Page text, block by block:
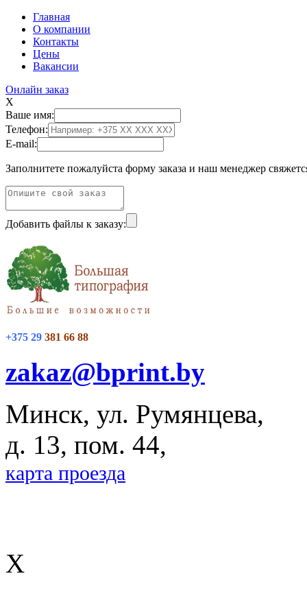
Главная
О компании
Контакты
Цены
Вакансии
Онлайн заказ
X
Ваше имя:
Телефон:
E-mail:
Заполнитете пожалуйста форму заказа и наш менеджер
Добавить файлы к заказу:
+375 29 381 66 88
zakaz@bprint.by
Минск, ул. Румянцева,
д. 13, пом. 44,
карта проезда
X